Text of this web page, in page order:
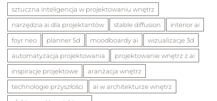
sztuczna inteligencja w projektowaniu wnętrz
narzędzia ai dla projektantów
stable diffusion
interior ai
foyr neo
planner 5d moodboardy ai
wizualizacje 3d
automatyzacja projektowania
projektowanie wnętrz z ai
inspiracje projektowe
aranżacja wnętrz
technologie przyszłości
ai w architekturze wnętrz